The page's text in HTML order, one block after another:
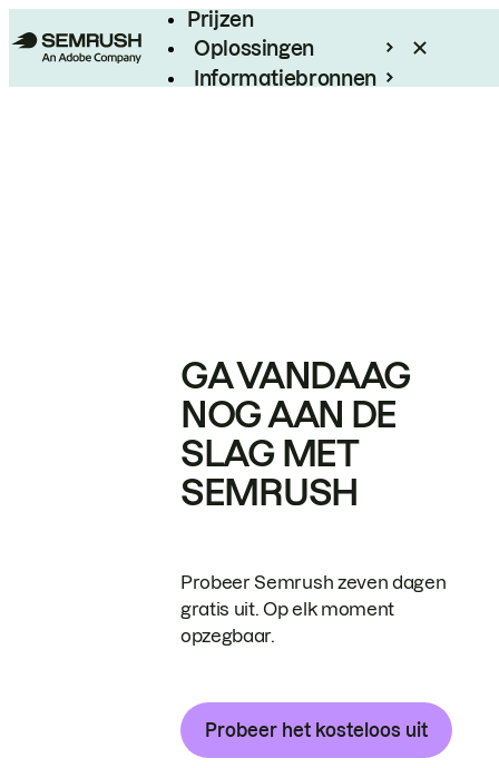
Prijzen
Oplossingen
Informatiebronnen
GA VANDAAG
NOG AAN DE
SLAG MET
SEMRUSH
Probeer Semrush zeven dagen
gratis uit. Op elk moment
opzegbaar.
Probeer het kosteloos uit